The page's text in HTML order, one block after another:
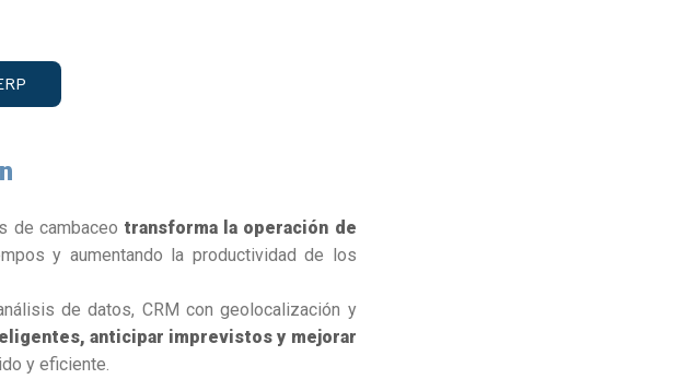
de cambaceo transforma la operación de
y aumentando la productividad de los
de datos, CRM con geolocalización y
anticipar imprevistos y mejorar
y eficiente.